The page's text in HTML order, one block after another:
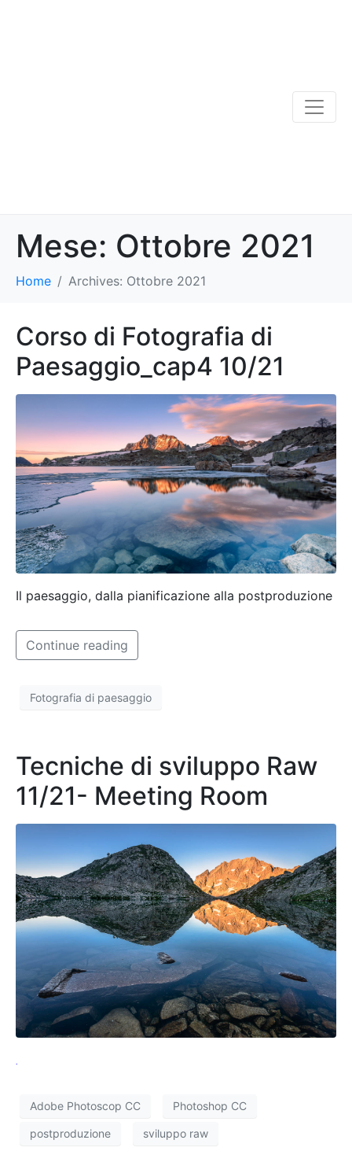
Mese: Ottobre 2021
Home Archives: Ottobre 2021
Corso di Fotografia di
Paesaggio_cap4 10/21
Il paesaggio, dalla pianificazione alla postproduzione
Continue reading
Fotografia di paesaggio
Tecniche di sviluppo Raw
11/21- Meeting Room
Adobe Photoscop CC Photoshop CC
postproduzione sviluppo raw